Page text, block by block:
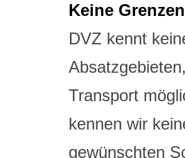
Keine Grenzen
DVZ kennt
Transport
kennen wir
gewünschten